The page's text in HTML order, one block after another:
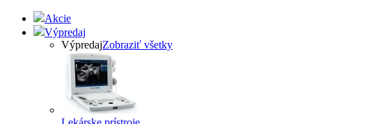
Akcie
Výpredaj
VýpredajZobraziť všetky